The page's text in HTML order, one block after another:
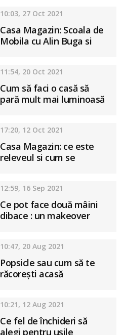
10:03, 27 Oct 2021
Casa Magazin: Scoala de
Mobila cu Alin Buga si
11:54, 20 Oct 2021
Cum să faci o casă să
pară mult mai luminoasă
17:20, 12 Oct 2021
Casa Magazin: ce este
releveul si cum se
12:59, 16 Sep 2021
Ce pot face două mâini
dibace : un makeover
10:47, 20 Aug 2021
Popsicle sau cum să te
răcorești acasă
10:21, 12 Aug 2021
Ce fel de închideri să
alegi pentru ușile